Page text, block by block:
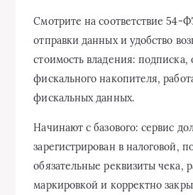
Смотрите на соответствие
отправки данных и удобство
стоимость владения: подписка,
фискального накопителя,
фискальных данных.
Начинают с базового: сервис
зарегистрирован в налоговой,
обязательные реквизиты чека,
маркировкой и корректно